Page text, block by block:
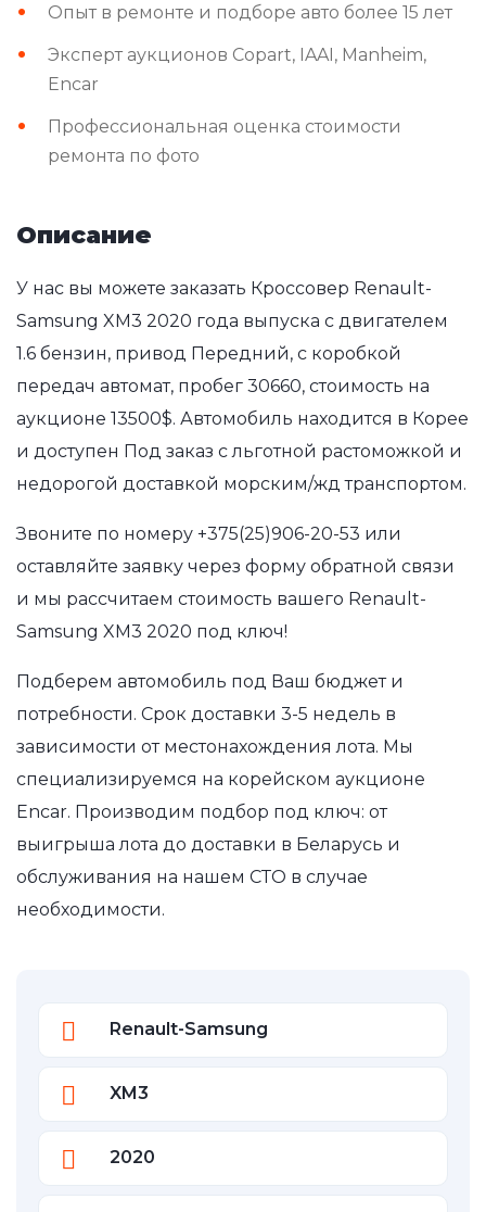
Опыт в ремонте и подборе авто более 15 лет
Эксперт аукционов Copart, IAAI, Manheim,
Encar
Профессиональная оценка стоимости
ремонта по фото
Описание
У нас вы можете заказать Кроссовер Renault-
Samsung XM3 2020 года выпуска с двигателем
1.6 бензин, привод Передний, с коробкой
передач автомат, пробег 30660, стоимость на
аукционе 13500$. Автомобиль находится в Корее
и доступен Под заказ с льготной растоможкой и
недорогой доставкой морским/жд транспортом.
Звоните по номеру +375(25)906-20-53 или
оставляйте заявку через форму обратной связи
и мы рассчитаем стоимость вашего Renault-
Samsung XM3 2020 под ключ!
Подберем автомобиль под Ваш бюджет и
потребности. Срок доставки 3-5 недель в
зависимости от местонахождения лота. Мы
специализируемся на корейском аукционе
Encar. Производим подбор под ключ: от
выигрыша лота до доставки в Беларусь и
обслуживания на нашем СТО в случае
необходимости.
Renault-Samsung
XM3
2020